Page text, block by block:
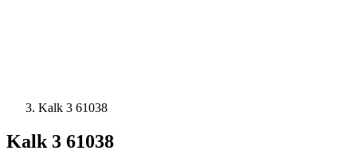
Kalk 3 61038
Kalk 3 61038